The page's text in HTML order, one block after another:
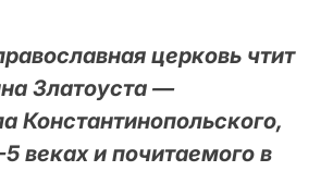
церковь чтит
Златоуста —
Константинопольского,
веках и почитаемого в